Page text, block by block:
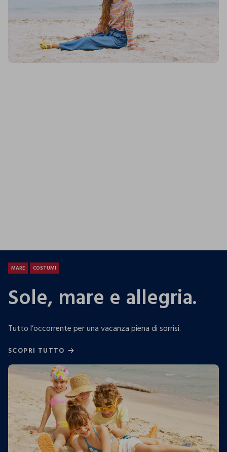
MARE COSTUMI
Sole, mare e allegria.
Tutto l’occorrente per una vacanza piena di sorrisi.
SCOPRI TUTTO
SCOPRI TUTTO